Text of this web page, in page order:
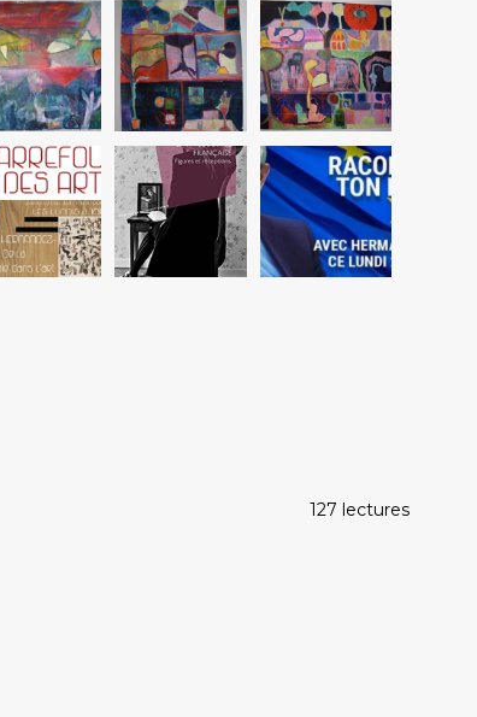
127 lectures